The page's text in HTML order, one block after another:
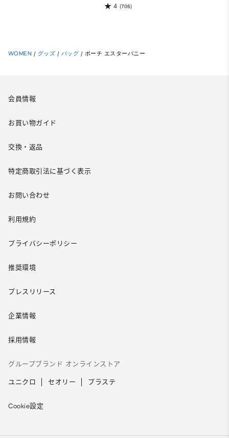
4 (706)
WOMEN / グッズ / バッグ / ポーチ エスターバニー
会員情報
お買い物ガイド
交換・返品
特定商取引法に基づく表示
お問い合わせ
利用規約
プライバシーポリシー
推奨環境
プレスリリース
企業情報
採用情報
グループブランド オンラインストア
ユニクロ セオリー プラステ
Cookie設定